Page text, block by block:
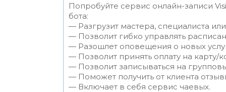
Попробуйте сервис онлайн-записи
бота:
— Разгрузит мастера, специалиста
— Позволит гибко управлять
— Разошлет оповещения о новых
— Позволит принять оплату на карту/
— Позволит записываться на
— Поможет получить от клиента
— Включает в себя сервис чаевых.